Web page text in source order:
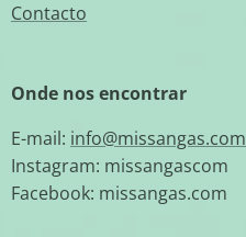
Contacto
Onde nos encontrar
E-mail: info@missangas.com
Instagram: missangascom
Facebook: missangas.com